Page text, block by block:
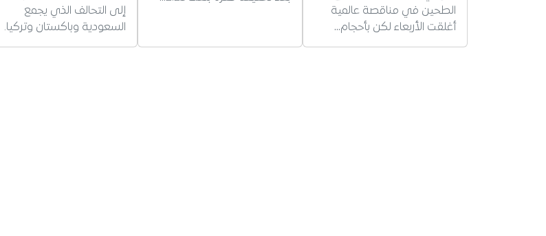
الطحين في مناقصة عالمية
أغلقت الأربعاء لكن بأحجام…
إلى التحالف الذي يجمع
السعودية وباكستان وتركيا.